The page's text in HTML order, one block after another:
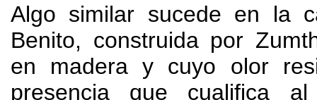
Algo similar sucede en la
Benito, construida por
en madera y cuyo olor
presencia que cualifica al